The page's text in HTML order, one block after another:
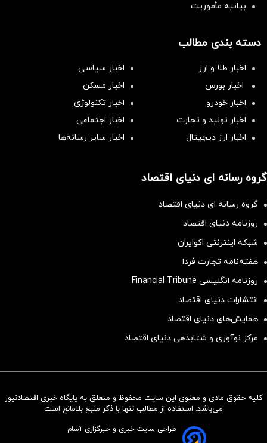
سرمایه‌گذاری همسنگ با شاخص
بیانیه مأموریت
دسته بندی مطالب
اخبار طلا و ارز
اخبار سیاسی
اخبار بورس
اخبار مسکن
اخبار خودرو
اخبار تکنولوژی
اخبار تولید و تجارت
اخبار اجتماعی
اخبار ارز دیجیتال
اخبار سایر رسانه‌‌ها
گروه رسانه ای دنیای اقتصاد
گروه رسانه ای دنیای اقتصاد
روزنامه دنیای اقتصاد
شبکه اینترنتی اکوایران
هفته‌نامه تجارت فردا
روزنامه انگلیسی Financial Tribune
انتشارات دنیای اقتصاد
همایش‌های دنیای اقتصاد
مرکز نوآوری و شتابدهی دنیای اقتصاد
کلیه حقوق مادی و معنوی این سایت محفوظ و متعلق به پایگاه خبری اقتصادنیوز
می‌باشد. استفاده از مطالب تنها با ذکر منبع بلامانع است
طراحی سایت خبری و خبرگزاری آسام